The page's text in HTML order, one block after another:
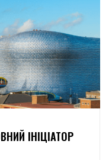
ІНІЦІАТОР